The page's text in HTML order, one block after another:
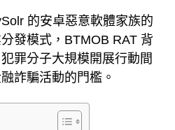
的安卓惡意軟體家族的
發模式，BTMOB RAT 背
罪分子大規模開展行動間
詐騙活動的門檻。